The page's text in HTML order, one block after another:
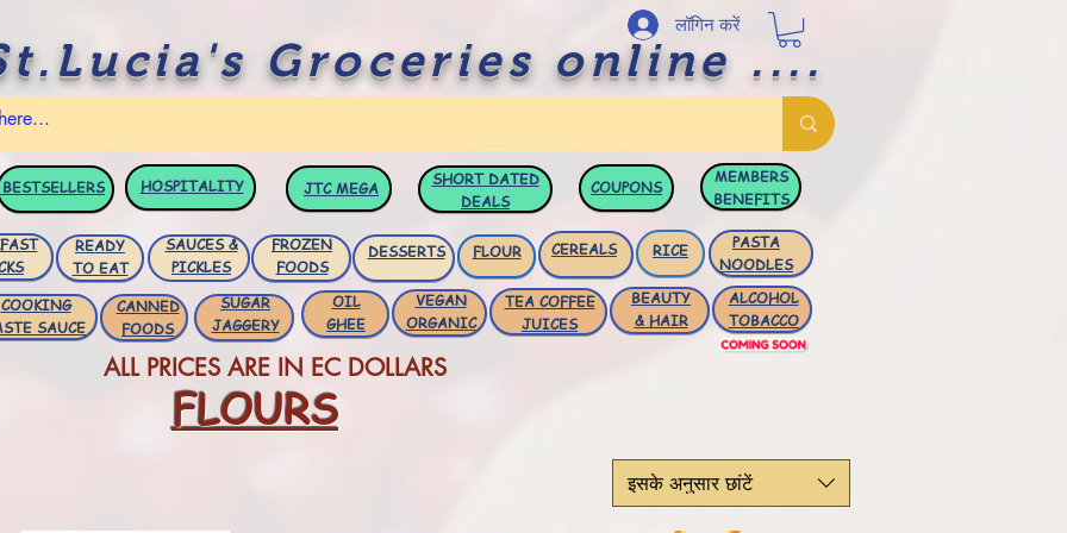
Groceries online ....
लॉगिन करें
HOSPITALITY JTCMEGA
SHORT DATED
DEALS
COUPONS
MEMBERS
BENEFITS
READY
TO EAT
SAUCES &
PICKLES
FROZEN
FOODS
DESSERTS FLOUR RICE
CEREALS
PASTA
NOODLES
COOKING
SAUCE
CANNED
FOODS
OIL
GHEE
VEGAN
ORGANIC
TEA COFFEE
JUICES
BEAUTY
& HAIR
ALCOHOL
TOBACCO
SUGAR
JAGGERY
ALL PRICES ARE IN EC DOLLARS
FLOURS
इसके अनुसार छांटें